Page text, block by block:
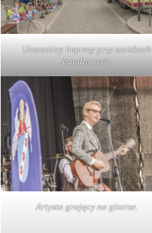
Uczestnicy imprezy przy stoiskach
handlowych.
Artysta grający na gitarze.